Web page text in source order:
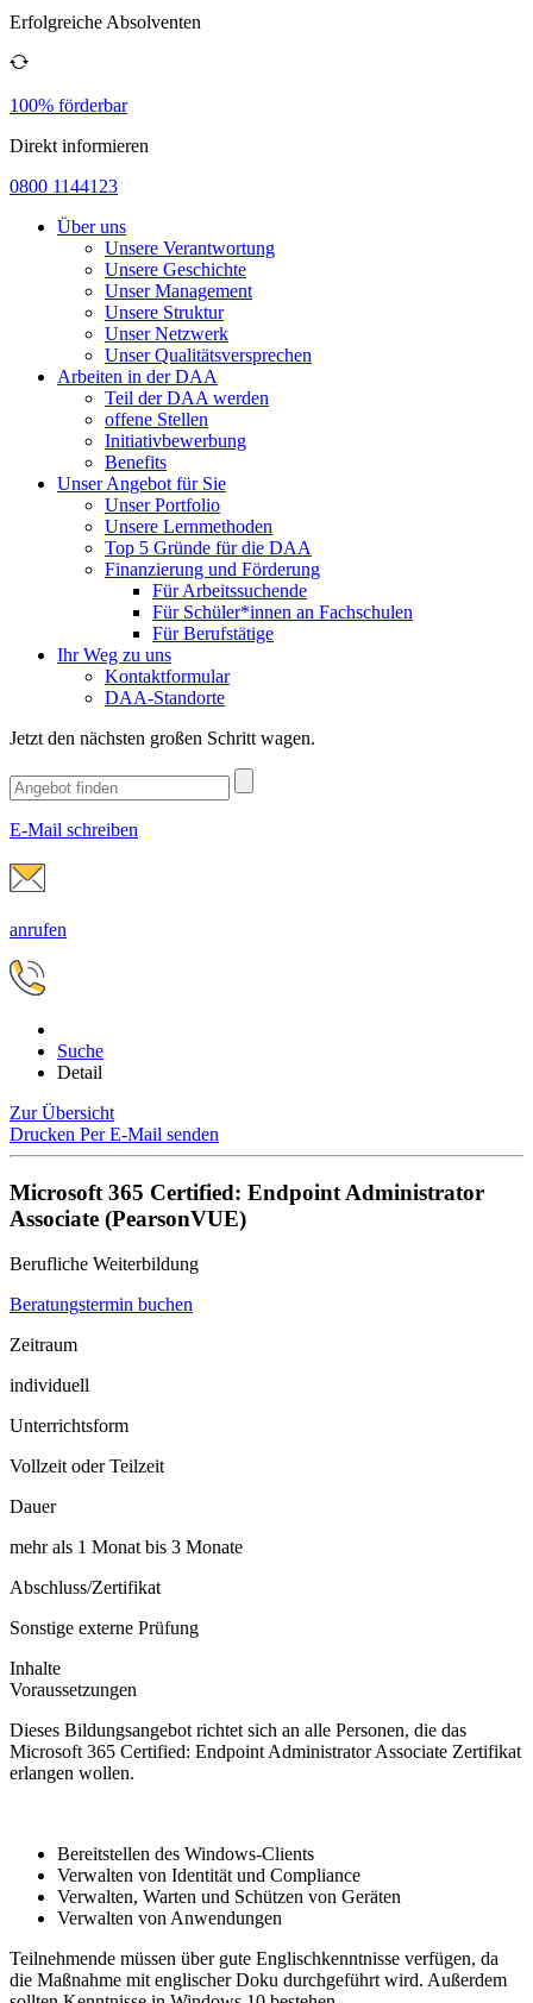
Erfolgreiche Absolventen
100% förderbar
Direkt informieren
0800 1144123
Über uns
Unsere Verantwortung
Unsere Geschichte
Unser Management
Unsere Struktur
Unser Netzwerk
Unser Qualitätsversprechen
Arbeiten in der DAA
Teil der DAA werden
offene Stellen
Initiativbewerbung
Benefits
Unser Angebot für Sie
Unser Portfolio
Unsere Lernmethoden
Top 5 Gründe für die DAA
Finanzierung und Förderung
Für Arbeitssuchende
Für Schüler*innen an Fachschulen
Für Berufstätige
Ihr Weg zu uns
Kontaktformular
DAA-Standorte
Jetzt den nächsten großen Schritt wagen.
E-Mail schreiben
anrufen
Suche
Detail
Zur Übersicht
Drucken Per E-Mail senden
Microsoft 365 Certified: Endpoint Administrator
Associate (PearsonVUE)
Berufliche Weiterbildung
Beratungstermin buchen
Zeitraum
individuell
Unterrichtsform
Vollzeit oder Teilzeit
Dauer
mehr als 1 Monat bis 3 Monate
Abschluss/Zertifikat
Sonstige externe Prüfung
Inhalte
Voraussetzungen
Dieses Bildungsangebot richtet sich an alle Personen, die das
Microsoft 365 Certified: Endpoint Administrator Associate Zertifikat
erlangen wollen.
Bereitstellen des Windows-Clients
Verwalten von Identität und Compliance
Verwalten, Warten und Schützen von Geräten
Verwalten von Anwendungen
Teilnehmende müssen über gute Englischkenntnisse verfügen, da
die Maßnahme mit englischer Doku durchgeführt wird. Außerdem